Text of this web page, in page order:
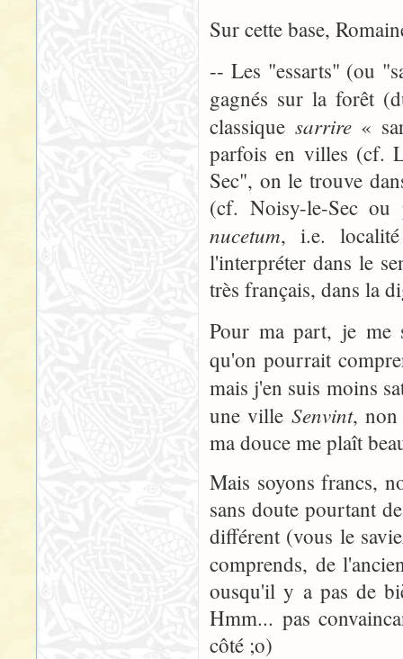
Sur cette base,
-- Les "essarts" (ou
gagnés sur la forêt
classique sarrire«
parfois en villes (cf.
Sec", on le trouve
(cf. Noisy-le-Sec
nucetum, i.e.
l'interpréter dans le
très français, dans la
Pour ma part, je me
qu'on pourrait
mais j'en suis moins
une ville Senvint, non
ma douce me plaît
Mais soyons francs,
sans doute pourtant
différent (vous le
comprends, de
ousqu'il y a pas de
Hmm... pas
côté ;o)